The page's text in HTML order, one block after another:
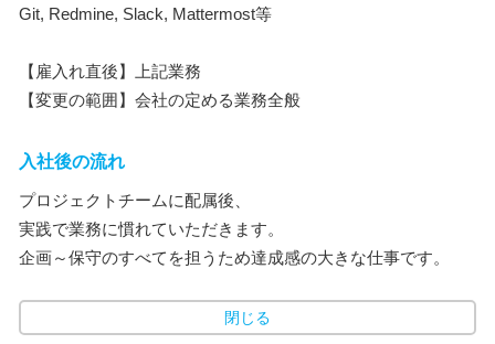
Git, Redmine, Slack, Mattermost等
【雇入れ直後】上記業務
【変更の範囲】会社の定める業務全般
入社後の流れ
プロジェクトチームに配属後、
実践で業務に慣れていただきます。
企画～保守のすべてを担うため達成感の大きな仕事です。
閉じる